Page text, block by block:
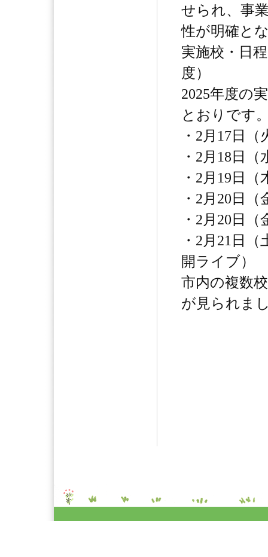
せられ、事
性が明確と
実施校・日
度）
2025年度の
とおりです
・2月17日
・2月18日
・2月19日
・2月20日
・2月20日
・2月21日
開ライブ）
市内の複数
が見られま